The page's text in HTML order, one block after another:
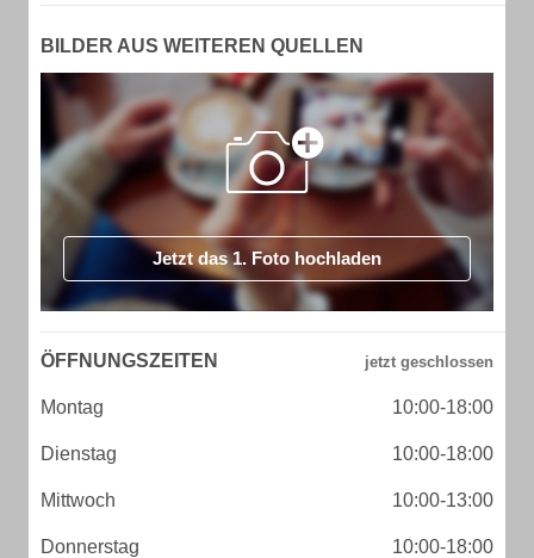
BILDER AUS WEITEREN QUELLEN
Jetzt das 1. Foto hochladen
ÖFFNUNGSZEITEN
Montag 10:00-18:00
Dienstag 10:00-18:00
Mittwoch 10:00-13:00
Donnerstag 10:00-18:00